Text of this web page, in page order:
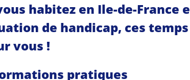
habitez en Ile-de-France
de handicap, ces
vous !
pratiques